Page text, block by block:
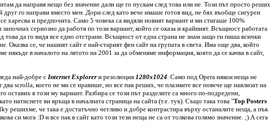
да направя нещо без значение дали ще го пускам след това или не. Този път просто реших
го направи вместо мен. Дори след като вече имаше готов вид, не бях въобще сигурен
харесва и предпочита. Само 5 човека са видяли новият вариант и ми стигаше 100%
сериозно да работя по този вариант, който се оказа и крайният. Всъщност работата
да го видя все едно отстрани. Всъщност от една страна не знам защо ги пиша всички
Оказва се, че нашият сайт е най-старият фен сайт на групата в света. Има още два, който
в началото на лятото на 2001 за да обменяме информация, която да се качва в сайт,
най-добре с Internet Explorer и резолюция 1280х1024. Само под Opera някои неща не
scrolla, което не ми се нравише, но все пак реших, че плазмите все повече ще навлизат на
в този му вариант. Разбира се този път разделите са много по-подредени,
натиснете ви връща в началната страница на сайта (т.е. тук). Също така това "Top Posters
че така е достатъчно четливо и добре контрастира върху останалите неща, а пък
си мога :D и все пак в сайт като този тези неща не са от толкова голямо значение. ;) А сега